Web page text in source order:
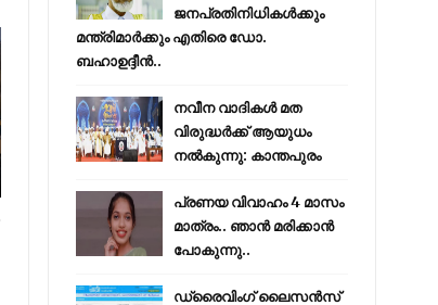
ജനപ്രതിനിധികൾക്കും
മന്ത്രിമാർക്കും എതിരെ ഡോ.
ബഹാഉദ്ദീൻ..
നവീന വാദികൾ മത
വിരുദ്ധർക്ക് ആയുധം
നൽകുന്നു: കാന്തപുരം
പ്രണയ വിവാഹം 4 മാസം
മാത്രം.. ഞാൻ മരിക്കാൻ
പോകുന്നു..
ഡ്രൈവിംഗ് ലൈസൻസ്